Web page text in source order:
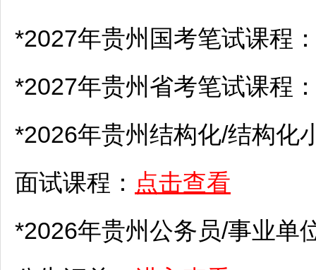
*2027年贵州国考笔试课程
*2027年贵州省考笔试课程
*2026年贵州结构化/结构化
面试课程： 点击查看
*2026年贵州公务员/事业单